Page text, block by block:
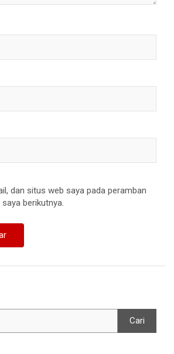
dan situs web saya pada peramban
berikutnya.
Cari